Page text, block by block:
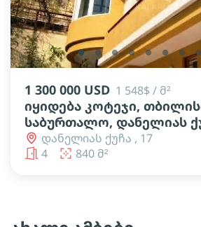
lens lens lens lens lens lens lens lens
1 300 000 USD 1 548$ / მ²
იყიდება კოტეჯი,
საბურთალო, დანელიას
დანელიას ქუჩა , 17
4
840 მ²